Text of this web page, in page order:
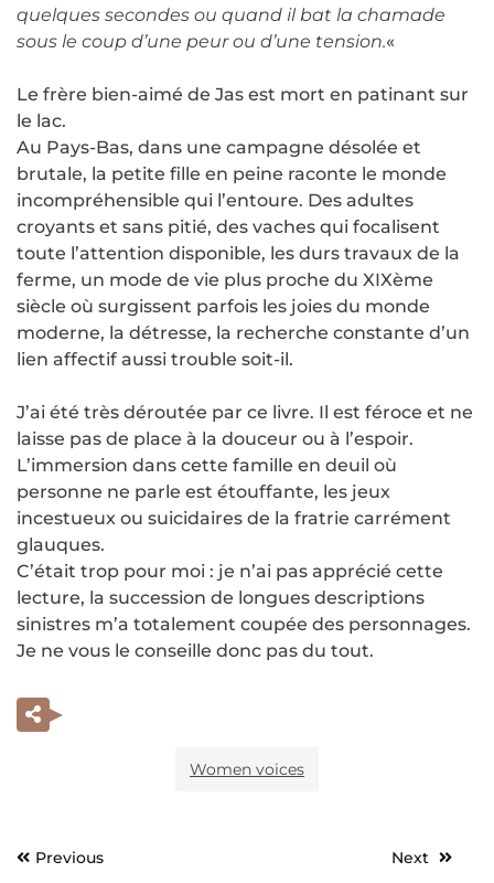
quelques secondes ou quand il bat la chamade
sous le coup d’une peur ou d’une tension.«
Le frère bien-aimé de Jas est mort en patinant sur
le lac.
Au Pays-Bas, dans une campagne désolée et
brutale, la petite fille en peine raconte le monde
incompréhensible qui l’entoure. Des adultes
croyants et sans pitié, des vaches qui focalisent
toute l’attention disponible, les durs travaux de la
ferme, un mode de vie plus proche du XIXème
siècle où surgissent parfois les joies du monde
moderne, la détresse, la recherche constante d’un
lien affectif aussi trouble soit-il.
J’ai été très déroutée par ce livre. Il est féroce et ne
laisse pas de place à la douceur ou à l’espoir.
L’immersion dans cette famille en deuil où
personne ne parle est étouffante, les jeux
incestueux ou suicidaires de la fratrie carrément
glauques.
C’était trop pour moi : je n’ai pas apprécié cette
lecture, la succession de longues descriptions
sinistres m’a totalement coupée des personnages.
Je ne vous le conseille donc pas du tout.
Women voices
Navigation
Previous Next